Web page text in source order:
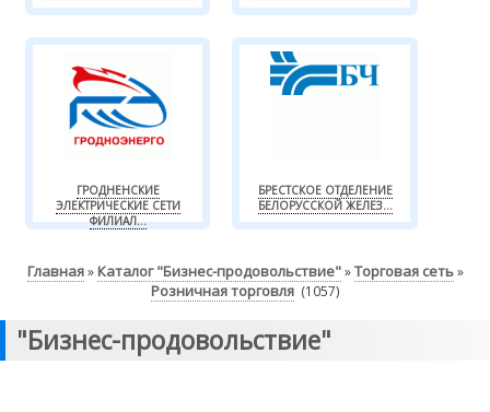
ГРОДНЕНСКИЕ
ЭЛЕКТРИЧЕСКИЕ СЕТИ
ФИЛИАЛ...
БРЕСТСКОЕ ОТДЕЛЕНИЕ
БЕЛОРУССКОЙ ЖЕЛЕЗ...
Главная» Каталог "Бизнес-продовольствие"»Торговая сеть»
Розничная торговля(1057)
"Бизнес-продовольствие"